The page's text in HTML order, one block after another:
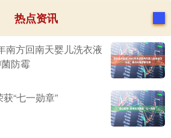
热点资讯
南方回南天婴儿洗衣液
防霉
“七一勋章”